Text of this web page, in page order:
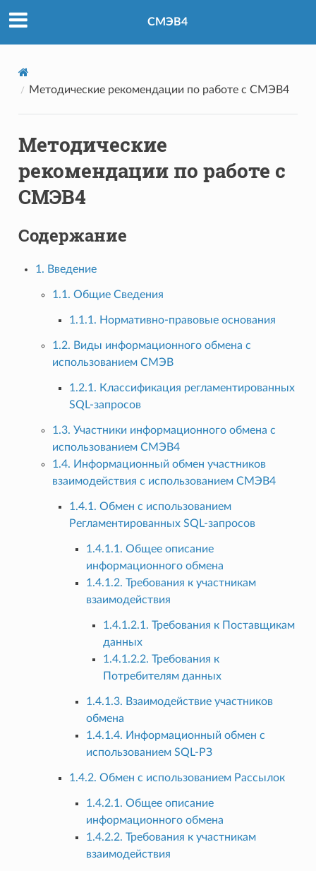
СМЭВ4
Методические рекомендации по работе с СМЭВ4
Методические
рекомендации по работе с
СМЭВ4
Содержание
1. Введение
1.1. Общие Сведения
1.1.1. Нормативно-правовые основания
1.2. Виды информационного обмена с
использованием СМЭВ
1.2.1. Классификация регламентированных
SQL-запросов
1.3. Участники информационного обмена с
использованием СМЭВ4
1.4. Информационный обмен участников
взаимодействия с использованием СМЭВ4
1.4.1. Обмен с использованием
Регламентированных SQL-запросов
1.4.1.1. Общее описание
информационного обмена
1.4.1.2. Требования к участникам
взаимодействия
1.4.1.2.1. Требования к Поставщикам
данных
1.4.1.2.2. Требования к
Потребителям данных
1.4.1.3. Взаимодействие участников
обмена
1.4.1.4. Информационный обмен с
использованием SQL-РЗ
1.4.2. Обмен с использованием Рассылок
1.4.2.1. Общее описание
информационного обмена
1.4.2.2. Требования к участникам
взаимодействия